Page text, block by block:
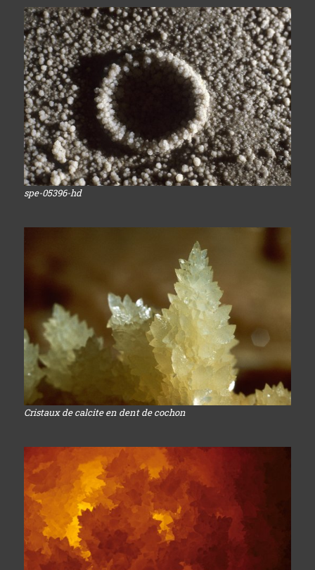
spe-05396-hd
Cristaux de calcite en dent de cochon